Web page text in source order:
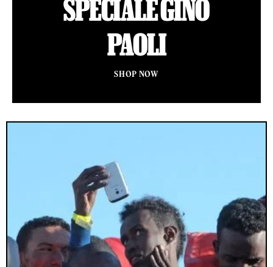
SPECIALE GINO
PAOLI
SHOP NOW